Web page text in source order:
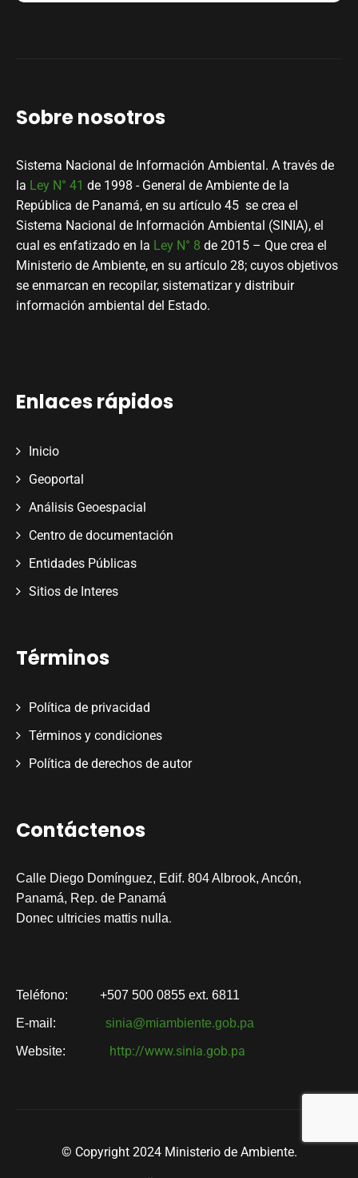
Sobre nosotros
Sistema Nacional de Información Ambiental. A través de
la Ley N° 41 de 1998 - General de Ambiente de la
República de Panamá, en su artículo 45 se crea el
Sistema Nacional de Información Ambiental (SINIA), el
cual es enfatizado en la Ley N° 8 de 2015 – Que crea el
Ministerio de Ambiente, en su artículo 28; cuyos objetivos
se enmarcan en recopilar, sistematizar y distribuir
información ambiental del Estado.
Enlaces rápidos
Inicio
Geoportal
Análisis Geoespacial
Centro de documentación
Entidades Públicas
Sitios de Interes
Términos
Política de privacidad
Términos y condiciones
Política de derechos de autor
Contáctenos
Calle Diego Domínguez, Edif. 804 Albrook, Ancón,
Panamá, Rep. de Panamá
Donec ultricies mattis nulla.
Teléfono: +507 500 0855 ext. 6811
E-mail: sinia@miambiente.gob.pa
Website: http://www.sinia.gob.pa
© Copyright 2024 Ministerio de Ambiente.